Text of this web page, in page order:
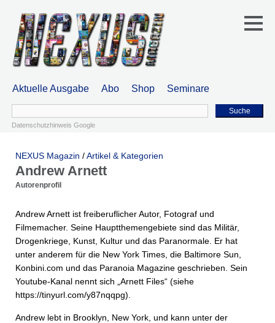
Aktuelle Ausgabe Abo Shop Seminare
Suche
Datenschutzhinweis Google
NEXUS Magazin /Artikel & Kategorien
Andrew Arnett
Autorenprofil
Andrew Arnett ist freiberuflicher Autor, Fotograf und
Filmemacher. Seine Hauptthemengebiete sind das Militär,
Drogenkriege, Kunst, Kultur und das Paranormale. Er hat
unter anderem für die New York Times, die Baltimore Sun,
Konbini.com und das Paranoia Magazine geschrieben. Sein
Youtube-Kanal nennt sich „Arnett Files“ (siehe
https://tinyurl.com/y87nqqpg).
Andrew lebt in Brooklyn, New York, und kann unter der